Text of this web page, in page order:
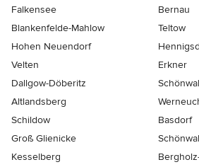
Falkensee
Bernau
Blankenfelde-Mahlow
Teltow
Hohen Neuendorf
Velten
Erkner
Dallgow-Döberitz
Altlandsberg
Schildow
Basdorf
Groß Glienicke
Kesselberg